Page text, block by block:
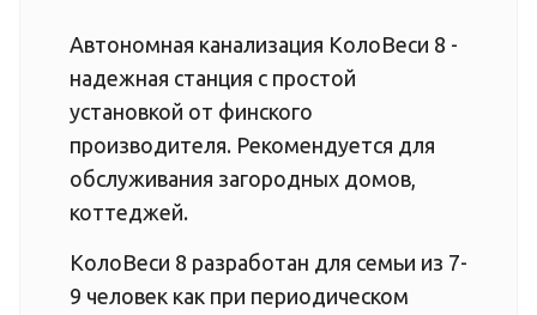
Автономная канализация КолоВеси 8 -
надежная станция с простой
установкой от финского
производителя. Рекомендуется для
обслуживания загородных домов,
коттеджей.
КолоВеси 8 разработан для семьи из 7-
9 человек как при периодическом